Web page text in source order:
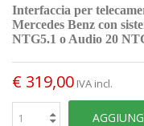
Interfaccia per
Mercedes Benz con
NTG5.1 o Audio 20
€ 319,00 IVA incl.